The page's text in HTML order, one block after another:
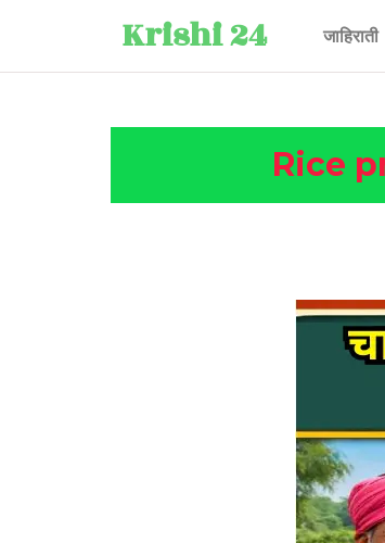
Krishi 24 जाहिराती
Rice